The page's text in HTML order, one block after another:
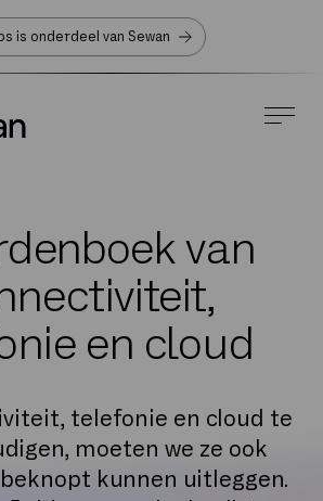
is onderdeel van Sewan
van
en cloud
telefonie en cloud te
moeten we ze ook
kunnen uitleggen.